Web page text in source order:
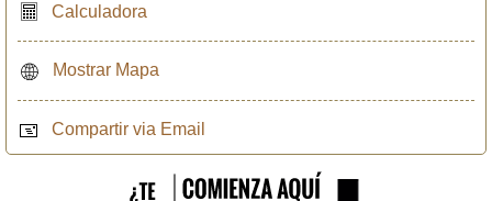
Calculadora
Mostrar Mapa
Compartir via Email